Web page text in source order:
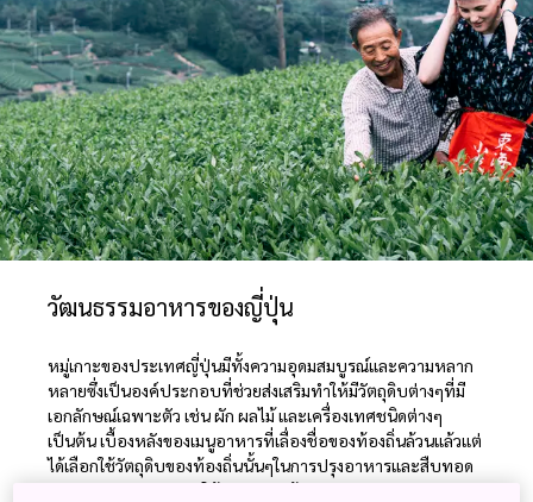
วัฒนธรรมอาหารของญี่ปุ่น
หมู่เกาะของประเทศญี่ปุ่นมีทั้งความอุดมสมบูรณ์และความหลาก
หลายซึ่งเป็นองค์ประกอบที่ช่วยส่งเสริมทำให้มีวัตถุดิบต่างๆที่มี
เอกลักษณ์เฉพาะตัว เช่น ผัก ผลไม้ และเครื่องเทศชนิดต่างๆ
เป็นต้น เบื้องหลังของเมนูอาหารที่เลื่องชื่อของท้องถิ่นล้วนแล้วแต่
ได้เลือกใช้วัตถุดิบของท้องถิ่นนั้นๆในการปรุงอาหารและสืบทอด
ต่อมาจากรุ่นสู่รุ่น ส่งผลให้วัฒนธรรมด้านอาหารสามารถบ่งบอก